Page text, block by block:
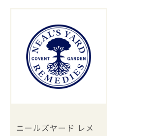
ニールズヤード レメ